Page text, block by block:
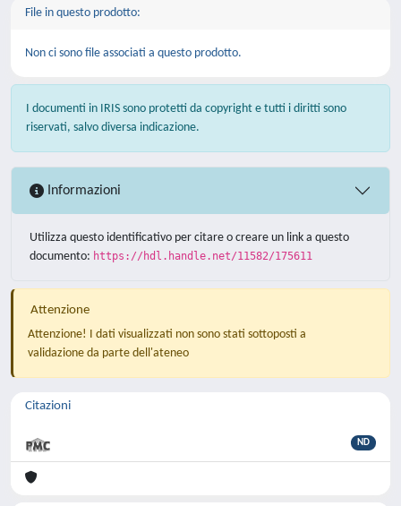
File in questo prodotto:
Non ci sono file associati a questo prodotto.
I documenti in IRIS sono protetti da copyright e tutti i diritti sono
riservati, salvo diversa indicazione.
Informazioni
Utilizza questo identificativo per citare o creare un link a questo
documento: https://hdl.handle.net/11582/175611
Attenzione
Attenzione! I dati visualizzati non sono stati sottoposti a
validazione da parte dell'ateneo
Citazioni
ND